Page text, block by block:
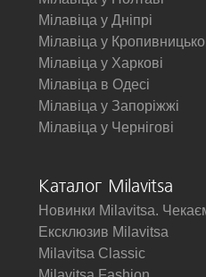
Мілавіца у Дніпрі
Мілавіца у
Мілавіца у Харкові
Мілавіца в Одесі
Мілавіца у Запоріжжі
Мілавіца у Чернігові
Каталог Milavitsa
Новинки Milavitsa.
Ексклюзив Milavitsa
Milavitsa Classic